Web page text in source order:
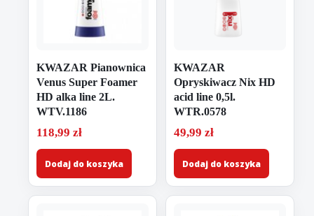
KWAZAR Pianownica
Venus Super Foamer
HD alka line 2L.
WTV.1186
118,99 zł
Dodaj do koszyka
KWAZAR
Opryskiwacz Nix HD
acid line 0,5l.
WTR.0578
49,99 zł
Dodaj do koszyka